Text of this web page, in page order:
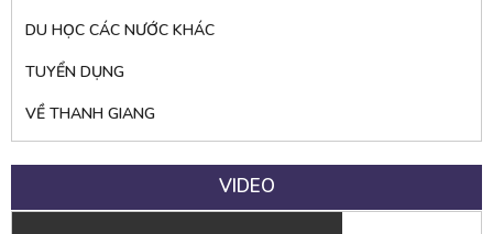
DU HỌC CÁC NƯỚC KHÁC
TUYỂN DỤNG
VỀ THANH GIANG
VIDEO